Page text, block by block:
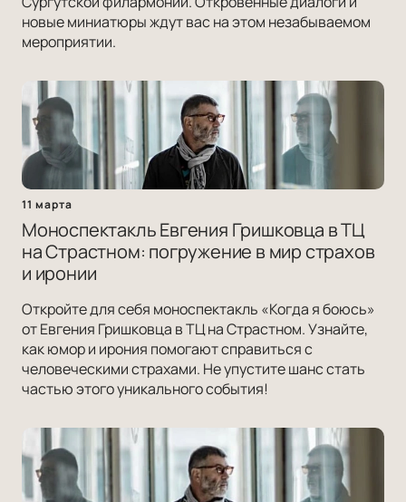
новые миниатюры ждут вас на этом незабываемом
мероприятии.
11 марта
Моноспектакль Евгения Гришковца в ТЦ
на Страстном: погружение в мир страхов
и иронии
Откройте для себя моноспектакль «Когда я боюсь»
от Евгения Гришковца в ТЦ на Страстном. Узнайте,
как юмор и ирония помогают справиться с
человеческими страхами. Не упустите шанс стать
частью этого уникального события!